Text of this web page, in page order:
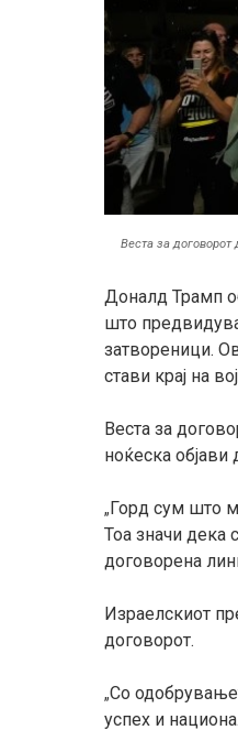
Веста за
Доналд Трамп
што
затвореници.
стави крај на
Веста за
ноќеска
„Горд сум што
Тоа значи дека
договорена
Израелскиот
договорот.
„Со
успех и